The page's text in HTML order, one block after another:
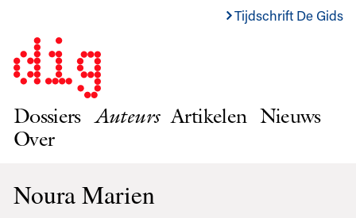
Tijdschrift De Gids
Dossiers Auteurs Artikelen Nieuws
Over
Noura Marien